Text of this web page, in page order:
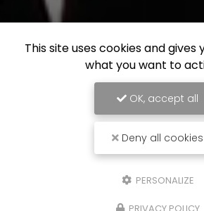
This site uses cookies and
what you want to
OK, accept all
Deny all cookies
PERSONALIZE